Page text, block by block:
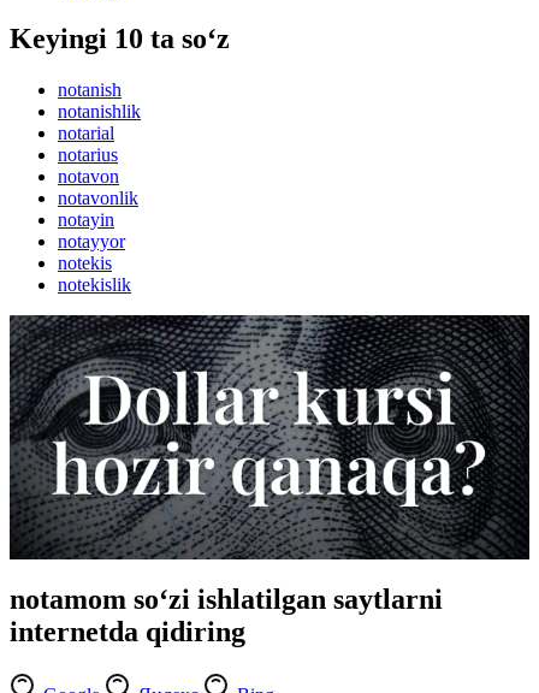
Keyingi 10 ta so‘z
notanish
notanishlik
notarial
notarius
notavon
notavonlik
notayin
notayyor
notekis
notekislik
notamom so‘zi ishlatilgan saytlarni
internetda qidiring